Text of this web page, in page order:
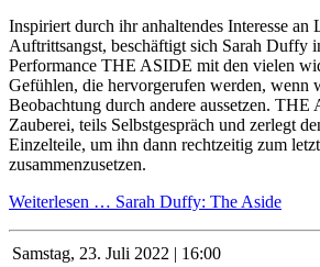
Inspiriert durch ihr anhaltendes Interesse an
Auftrittsangst, beschäftigt sich Sarah Duffy
Performance THE ASIDE mit den vielen
Gefühlen, die hervorgerufen werden, wenn
Beobachtung durch andere aussetzen. THE
Zauberei, teils Selbstgespräch und zerlegt
Einzelteile, um ihn dann rechtzeitig zum
zusammenzusetzen.
Weiterlesen … Sarah Duffy: The Aside
Samstag, 23. Juli 2022 | 16:00